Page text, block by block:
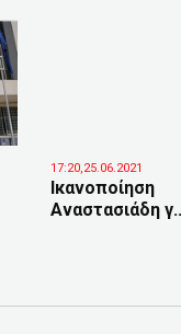
17:20,25.06.2021
Ικανοποίηση
Αναστασιάδη